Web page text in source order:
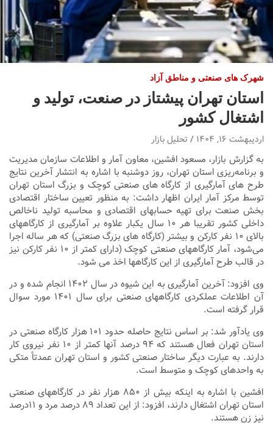
شهرک های صنعتی و مناطق آزاد
استان تهران پیشتاز در صنعت، تولید و
اشتغال کشور
اردیبهشت ۱۶, ۱۴۰۴ تحلیل بازار
به گزارش بازار، مسعود افشین، معاون آمار و اطلاعات سازمان مدیریت
و برنامه‌ریزی استان تهران، روز دوشنبه با اشاره به انتشار آخرین نتایج
طرح های آمارگیری از کارگاه های صنعتی کوچک و بزرگ استان تهران
توسط مرکز آمار ایران اظهار داشت: به منظور تعیین ساختار اقتصادی
بخش صنعت برای تهیه حسابهای اقتصادی و محاسبه تولید ناخالص
داخلی کشور تقریبا هر ۱۰ سال یکبار علاوه بر آمارگیری از کارگاههای
بالای ۱۰ نفر کارکن و بیشتر (کارگاه های بزرگ صنعتی) که هر ساله اجرا
می‌شود، آمار کارگاههای صنعتی کوچک (دارای کمتر از ۱۰ نفر کارکن نیز
در قالب طرح آمارگیری از این کارگاهها اخذ می شود.
وی افزود: آخرین آمارگیری به این شیوه در سال ۱۴۰۲ انجام شده و در
آن اطلاعات عملکردی کارگاههای صنعتی برای سال ۱۴۰۱ مورد سوال
قرار گرفته است.
وی یادآور شد: بر اساس نتایج حاصله حدود ۱۰۱ هزار کارگاه صنعتی در
استان تهران فعال هستند که ۹۴ درصد آنها کمتر از ۱۰ نفر نیروی کار
دارند. به عبارت دیگر ساختار صنعتی کشور و استان تهران عمدتاً متکی
به واحدهای کوچک و متوسط است.
افشین با اشاره به اینکه بیش از ۸۵۰ هزار نفر در کارگاههای صنعتی
استان تهران اشتغال دارند، افزود: از این تعداد ۸۹ درصد مرد و ۱۱درصد
نیز زن هستند.